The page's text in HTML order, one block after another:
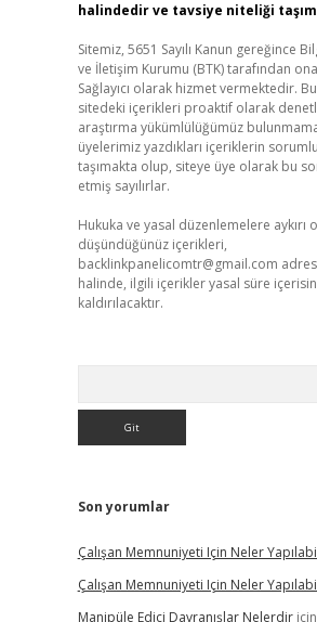
halindedir ve tavsiye niteliği
Sitemiz, 5651 Sayılı Kanun gereğince
ve İletişim Kurumu (BTK) tarafından
Sağlayıcı olarak hizmet vermektedir.
sitedeki içerikleri proaktif olarak
araştırma yükümlülüğümüz
üyelerimiz yazdıkları içeriklerin
taşımakta olup, siteye üye olarak bu
etmiş sayılırlar.
Hukuka ve yasal düzenlemelere aykırı
düşündüğünüz içerikleri,
backlinkpanelicomtr@gmail.com
halinde, ilgili içerikler yasal süre
kaldırılacaktır.
Son yorumlar
Çalışan Memnuniyeti Için Neler
Çalışan Memnuniyeti Için Neler
Manipüle Edici Davranışlar Nelerdiriçin